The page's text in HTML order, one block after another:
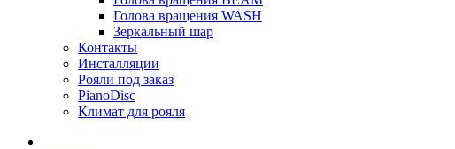
Голова вращения WASH
Зеркальный шар
Контакты
Инсталляции
Рояли под заказ
PianoDisc
Климат для рояля